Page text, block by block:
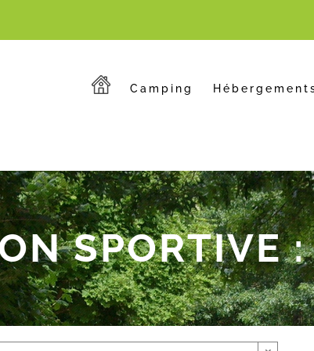
Camping
SPORTIVE